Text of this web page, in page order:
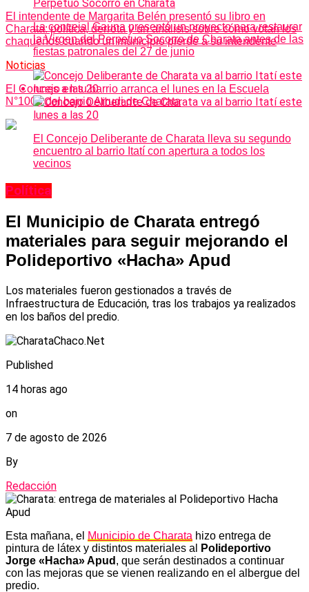
El intendente de Margarita Belén presentó su libro en
Charata: política, derrota y un análisis sobre cómo votan los
chaqueños cuando un municipio pierde a su intendente
Noticias
El Concejo en tu barrio arranca el lunes en la Escuela
N°1005 del barrio Arrudi de Charata
La concejal Gauna presentó un proyecto para restaurar
la Virgen del Perpetuo Socorro de Charata antes de las
fiestas patronales del 27 de junio
El Concejo Deliberante de Charata lleva su segundo
encuentro al barrio Itatí con apertura a todos los
vecinos
Política
El Municipio de Charata entregó
materiales para seguir mejorando el
Polideportivo «Hacha» Apud
Los materiales fueron gestionados a través de
Infraestructura de Educación, tras los trabajos ya realizados
en los baños del predio.
Published
14 horas ago
on
7 de agosto de 2026
By
Redacción
Esta mañana, el Municipio de Charata hizo entrega de
pintura de látex y distintos materiales al
Polideportivo
Jorge «Hacha» Apud , que serán destinados a continuar
con las mejoras que se vienen realizando en el albergue del
predio.